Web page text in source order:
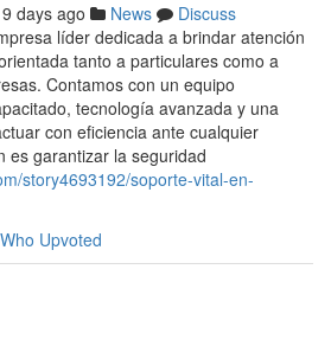
days ago News
Discuss
líder dedicada a brindar atención
tanto a particulares como a
Contamos con un equipo
tecnología avanzada y una
con eficiencia ante cualquier
es garantizar la seguridad
story4693192/soporte-vital-en-
Who Upvoted